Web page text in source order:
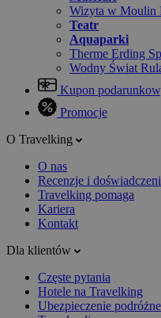
Wizyta w Moulin
Teatr
Aquaparki
Therme Erding
Wodny Świat
Kupon
Promocje
O Travelking
O nas
Recenzje i
Travelking pomaga
Kariera
Kontakt
Dla klientów
Częste pytania
Hotele na Travelking
Ubezpieczenie podróżne